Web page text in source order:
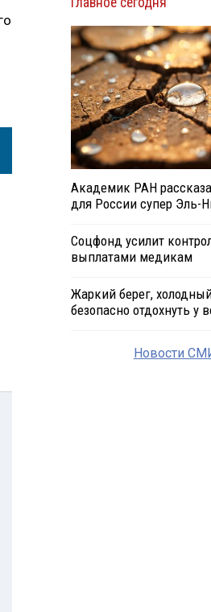
Академик РАН
для России супер Эль-
Соцфонд усилит
выплатами медикам
Жаркий берег,
безопасно отдохнуть у
Новости